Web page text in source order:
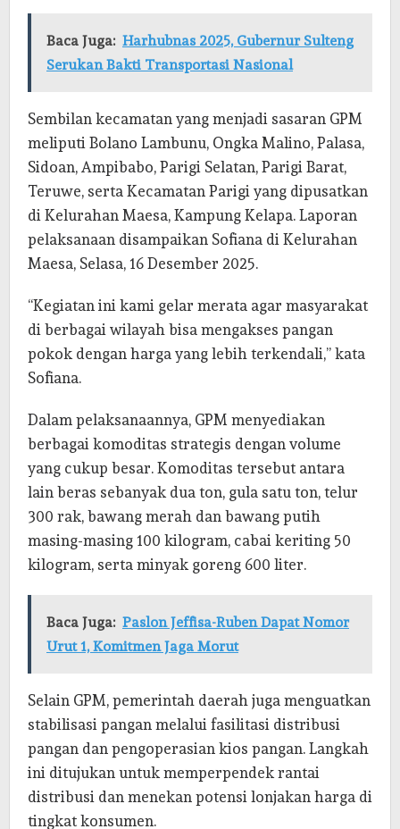
Baca Juga: Harhubnas 2025, Gubernur Sulteng
Serukan Bakti Transportasi Nasional
Sembilan kecamatan yang menjadi sasaran GPM
meliputi Bolano Lambunu, Ongka Malino, Palasa,
Sidoan, Ampibabo, Parigi Selatan, Parigi Barat,
Teruwe, serta Kecamatan Parigi yang dipusatkan
di Kelurahan Maesa, Kampung Kelapa. Laporan
pelaksanaan disampaikan Sofiana di Kelurahan
Maesa, Selasa, 16 Desember 2025.
“Kegiatan ini kami gelar merata agar masyarakat
di berbagai wilayah bisa mengakses pangan
pokok dengan harga yang lebih terkendali,” kata
Sofiana.
Dalam pelaksanaannya, GPM menyediakan
berbagai komoditas strategis dengan volume
yang cukup besar. Komoditas tersebut antara
lain beras sebanyak dua ton, gula satu ton, telur
300 rak, bawang merah dan bawang putih
masing-masing 100 kilogram, cabai keriting 50
kilogram, serta minyak goreng 600 liter.
Baca Juga: Paslon Jeffisa-Ruben Dapat Nomor
Urut 1, Komitmen Jaga Morut
Selain GPM, pemerintah daerah juga menguatkan
stabilisasi pangan melalui fasilitasi distribusi
pangan dan pengoperasian kios pangan. Langkah
ini ditujukan untuk memperpendek rantai
distribusi dan menekan potensi lonjakan harga di
tingkat konsumen.